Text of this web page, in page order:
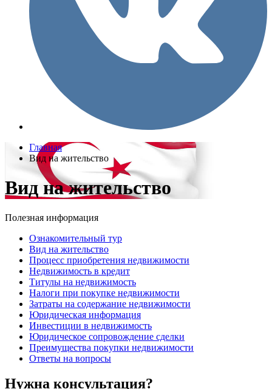
Главная
Вид на жительство
Вид на жительство
Полезная информация
Ознакомительный тур
Вид на жительство
Процесс приобретения недвижимости
Недвижимость в кредит
Титулы на недвижимость
Налоги при покупке недвижимости
Затраты на содержание недвижимости
Юридическая информация
Инвестиции в недвижимость
Юридическое сопровождение сделки
Преимущества покупки недвижимости
Ответы на вопросы
Нужна консультация?